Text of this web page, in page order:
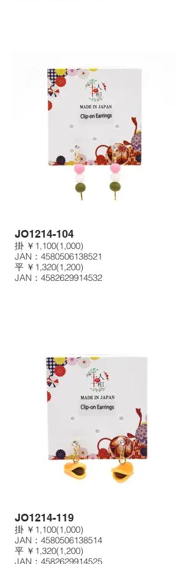
JO1214-104
掛 ￥1,100(1,000)
JAN：4580506138521
平 ￥1,320(1,200)
JAN：4582629914532
JO1214-119
掛 ￥1,100(1,000)
JAN：4580506138514
平 ￥1,320(1,200)
JAN：4582629914525